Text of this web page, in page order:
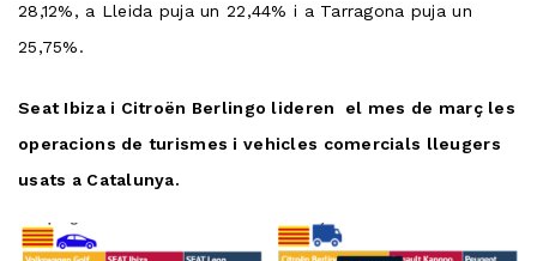
28,12%, a Lleida puja un 22,44% i a Tarragona puja un
25,75%.
Seat Ibiza i Citroën Berlingo lideren el mes de març les
operacions de turismes i vehicles comercials lleugers
usats a Catalunya.